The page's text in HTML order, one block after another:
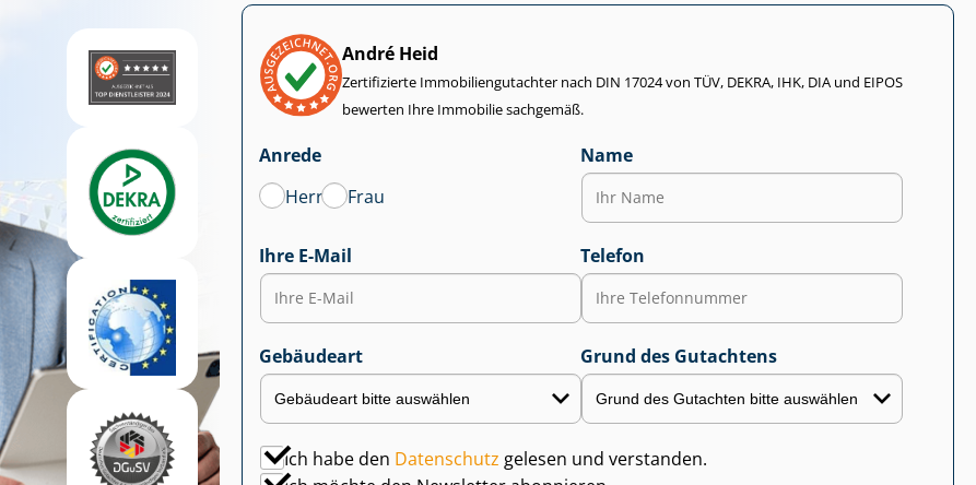
André Heid
Zertifizierte Im­mo­bi­li­en­gut­ach­ter nach DIN 17024 von TÜV, DEKRA, IHK, DIA und EIPOS
bewerten Ihre Immobilie sachgemäß.
Anrede
Herr
Frau
Name
Ihre E-Mail Telefon
Gebäudeart Grund des Gutachtens
Ich habe den Datenschutz gelesen und verstanden.